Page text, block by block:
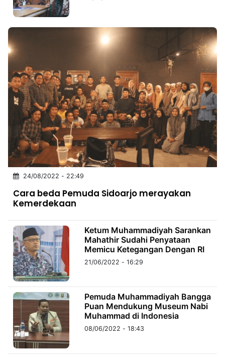
24/08/2022 - 22:49
Cara beda Pemuda Sidoarjo merayakan
Kemerdekaan
Ketum Muhammadiyah Sarankan
Mahathir Sudahi Penyataan
Memicu Ketegangan Dengan RI
21/06/2022 - 16:29
Pemuda Muhammadiyah Bangga
Puan Mendukung Museum Nabi
Muhammad di Indonesia
08/06/2022 - 18:43